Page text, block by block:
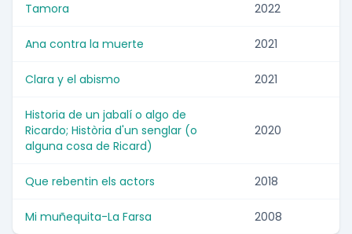
Tamora 2022
Ana contra la muerte 2021
Clara y el abismo 2021
Historia de un jabalí o algo de
Ricardo; Història d'un senglar (o
alguna cosa de Ricard)
2020
Que rebentin els actors 2018
Mi muñequita-La Farsa 2008